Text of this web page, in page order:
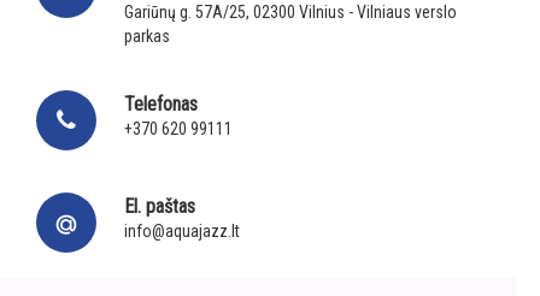
Gariūnų g. 57A/25, 02300 Vilnius - Vilniaus verslo
parkas
Telefonas
+370 620 99111
El. paštas
info@aquajazz.lt